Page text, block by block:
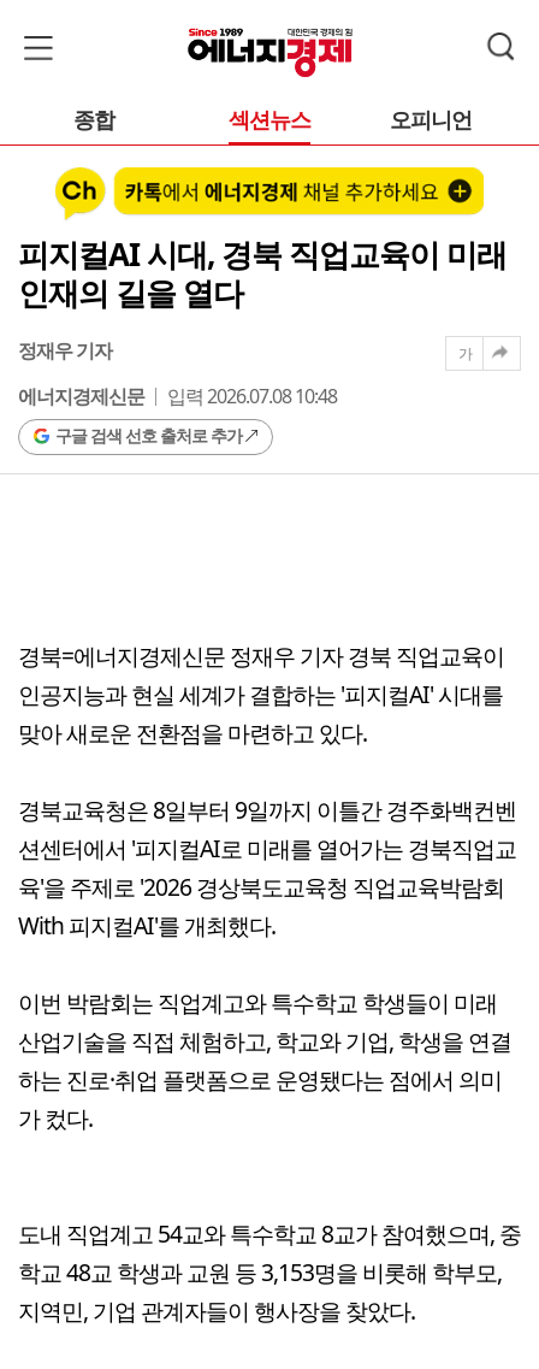
종합 섹션뉴스 오피니언
피지컬AI 시대, 경북 직업교육이 미래
인재의 길을 열다
정재우 기자
에너지경제신문
입력 2026.07.08 10:48
구글 검색 선호 출처로 추가
가
경북=에너지경제신문 정재우 기자 경북 직업교육이
인공지능과 현실 세계가 결합하는 '피지컬AI' 시대를
맞아 새로운 전환점을 마련하고 있다.
경북교육청은 8일부터 9일까지 이틀간 경주화백컨벤
션센터에서 '피지컬AI로 미래를 열어가는 경북직업교
육'을 주제로 '2026 경상북도교육청 직업교육박람회
With 피지컬AI'를 개최했다.
이번 박람회는 직업계고와 특수학교 학생들이 미래
산업기술을 직접 체험하고, 학교와 기업, 학생을 연결
하는 진로·취업 플랫폼으로 운영됐다는 점에서 의미
가 컸다.
도내 직업계고 54교와 특수학교 8교가 참여했으며, 중
학교 48교 학생과 교원 등 3,153명을 비롯해 학부모,
지역민, 기업 관계자들이 행사장을 찾았다.